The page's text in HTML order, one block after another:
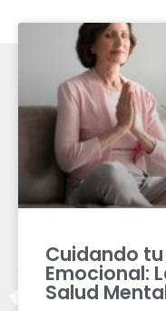
Cuidando
Emocional:
Salud